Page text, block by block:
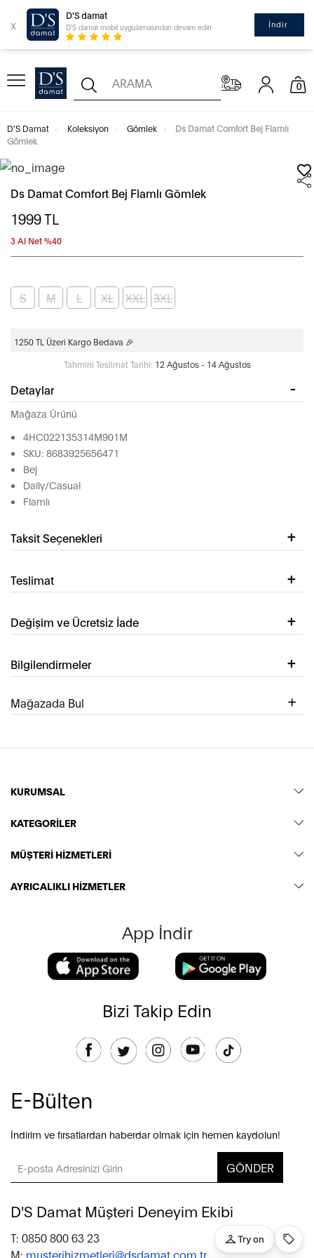
x
D'S damat
D'S damat mobil uygulamasından devam edin İndir
0
D'S Damat Koleksiyon Gömlek
Ds Damat Comfort Bej Flamlı
Gömlek
Ds Damat Comfort Bej Flamlı Gömlek
1999TL
3 Al Net %40
S M L XL XXL 3XL
1250 TL Üzeri Kargo Bedava 🎉
Tahmini Teslimat Tarihi: 12 Ağustos - 14 Ağustos
Detaylar
Mağaza Ürünü
4HC022135314M901M
SKU: 8683925656471
Bej
Daily/Casual
Flamlı
Taksit Seçenekleri
Teslimat
Değişim ve Ücretsiz İade
Bilgilendirmeler
Mağazada Bul
KURUMSAL
KATEGORİLER
MÜŞTERİ HİZMETLERİ
AYRICALIKLI HİZMETLER
App İndir
Bizi Takip Edin
E-Bülten
İndirim ve fırsatlardan haberdar olmak için hemen kaydolun!
GÖNDER
D'S Damat Müşteri Deneyim Ekibi
T: 0850 800 63 23
M: musterihizmetleri@dsdamat.com.tr